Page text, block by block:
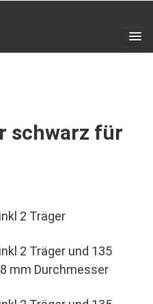
schwarz für
2 Träger
2 Träger und 135
mm Durchmesser